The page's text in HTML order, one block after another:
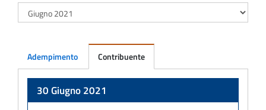
Adempimento Contribuente
30 Giugno 2021